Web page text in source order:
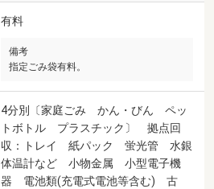
有料
備考
指定ごみ袋有料。
4分別〔家庭ごみ かん・びん ペッ
トボトル プラスチック〕 拠点回
収：トレイ 紙パック 蛍光管 水銀
体温計など 小物金属 小型電子機
器 電池類(充電式電池等含む) 古